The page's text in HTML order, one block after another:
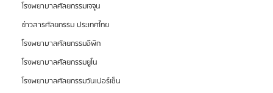
โรงพยาบาลศัลยกรรมเจจุน
ข่าวสารศัลยกรรม ประเทศไทย
โรงพยาบาลศัลยกรรมอีพิก
โรงพยาบาลศัลยกรรมยูโน
โรงพยาบาลศัลยกรรมวันเปอร์เซ็น